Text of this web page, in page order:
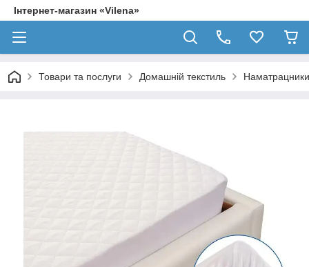
Інтернет-магазин «Vilena»
Товари та послуги Домашній текстиль Наматрацники